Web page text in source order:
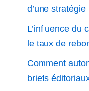
d’une
L’influence du
le taux de
Comment
briefs